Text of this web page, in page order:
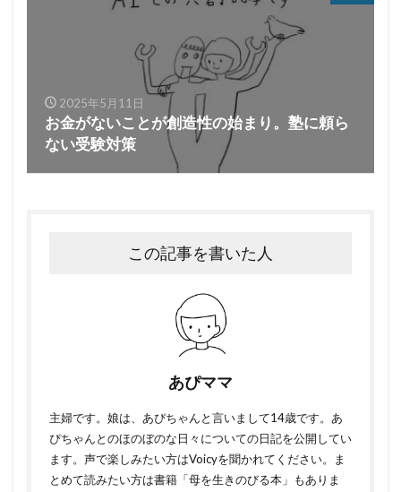
2025年5月11日
お金がないことが創造性の始まり。塾に頼ら
ない受験対策
この記事を書いた人
あぴママ
主婦です。娘は、あぴちゃんと言いまして14歳です。あ
ぴちゃんとのほのぼのな日々についての日記を公開してい
ます。声で楽しみたい方はVoicyを聞かれてください。ま
とめて読みたい方は書籍「母を生きのびる本」もありま